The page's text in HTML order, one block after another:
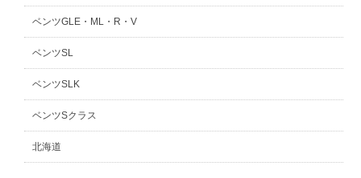
ベンツGLE・ML・R・V
ベンツSL
ベンツSLK
ベンツSクラス
北海道